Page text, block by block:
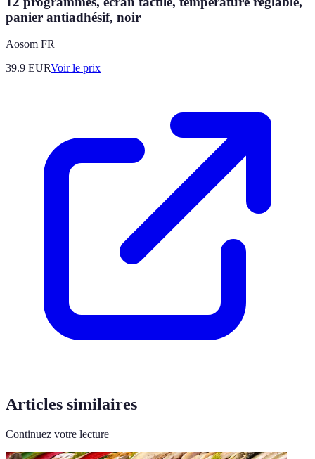
panier antiadhésif, noir
Aosom FR
39.9 EURVoir le prix
Articles similaires
Continuez votre lecture